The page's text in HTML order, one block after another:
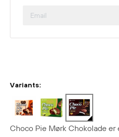
Variants:
Choco Pie Mørk Chokolade